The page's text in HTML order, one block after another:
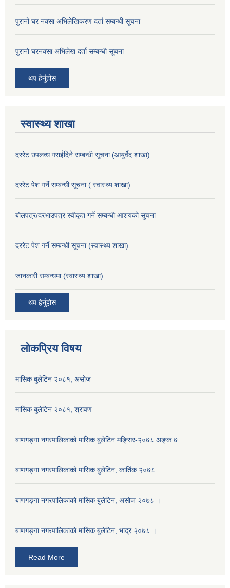
पुरानो घर नक्सा अभिलेखिकरण दर्ता सम्बन्धी सूचना
पुरानो घरनक्सा अभिलेख दर्ता सम्बन्धी सूचना
थप हेर्नुहोस
स्वास्थ्य शाखा
दररेट उपलव्ध गराईदिने सम्बन्धी सूचना (आयुर्वेद शाखा)
दररेट पेश गर्ने सम्बन्धी सूचना ( स्वास्थ्य शाखा)
बोलपत्र/दरभाउपत्र स्वीकृत गर्ने सम्बन्धी आशयको सुचना
दररेट पेश गर्ने सम्बन्धी सूचना (स्वास्थ्य शाखा)
जानकारी सम्बन्धमा (स्वास्थ्य शाखा)
थप हेर्नुहोस
लोकप्रिय विषय
मासिक बुलेटिन २०८१, असोज
मासिक बुलेटिन २०८१, श्रावण
बाणगङ्गा नगरपालिकाको मासिक बुलेटिन मङ्सिर-२०७८ अङ्क ७
बाणगङ्गा नगरपालिकाको मासिक बुलेटिन, कार्तिक २०७८
बाणगङ्गा नगरपालिकाको मासिक बुलेटिन, असोज २०७८ ।
बाणगङ्गा नगरपालिकाकाे मासिक बुलेटिन, भाद्र २०७८ ।
Read More